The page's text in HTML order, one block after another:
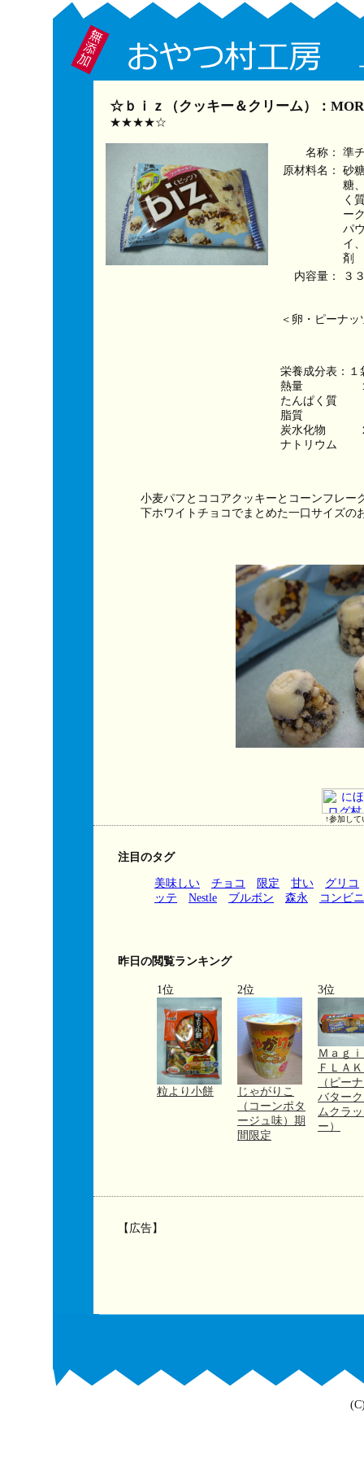
☆ｂｉｚ（クッキー＆クリーム）：
★★★★☆
名称：
準
原材料名：
砂
糖
く
ー
パ
イ
剤
内容量：
３
＜卵・ピーナ
栄養成分表：１
熱量　　　　
たんぱく質　　
脂質　　　　　
炭水化物　　　
ナトリウム　　
小麦パフとココアクッキーとコーンフレー
下ホワイトチョコでまとめた一口サイズの
↑参加して
注目のタグ
美味しい チョコ 限定 甘い
グリコ
ッテ
Nestle ブルボン 森永 コンビニ
昨日の閲覧ランキング
1位
粒より小餅
2位
じゃがりこ
（コーンポタ
ージュ味）期
間限定
3位
Ｍａｇ
ＦＬＡ
（ピー
バター
ムクラ
ー）
【広告】